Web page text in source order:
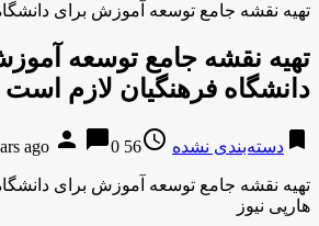
تهیه نقشه جامع توسعه آموزش برای
تهیه نقشه جامع توسعه
دانشگاه فرهنگیان لازم است
bookmark دسته‌بندی نشده access_time
56 years ago
person chat_bubble0
تهیه نقشه جامع توسعه آموزش برای
هارپی نیوز